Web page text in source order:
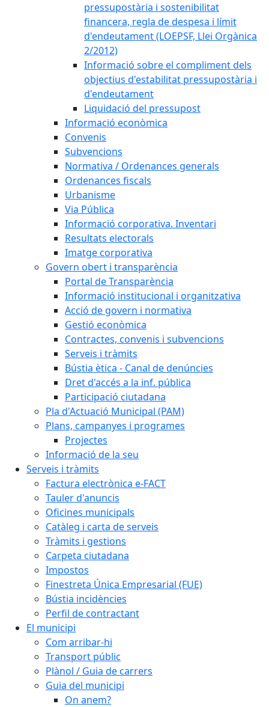
pressupostària i sostenibilitat
financera, regla de despesa i límit
d'endeutament (LOEPSF, Llei Orgànica
2/2012)
Informació sobre el compliment dels
objectius d'estabilitat pressupostària i
d'endeutament
Liquidació del pressupost
Informació econòmica
Convenis
Subvencions
Normativa / Ordenances generals
Ordenances fiscals
Urbanisme
Via Pública
Informació corporativa. Inventari
Resultats electorals
Imatge corporativa
Govern obert i transparència
Portal de Transparència
Informació institucional i organitzativa
Acció de govern i normativa
Gestió econòmica
Contractes, convenis i subvencions
Serveis i tràmits
Bústia ètica - Canal de denúncies
Dret d'accés a la inf. pública
Participació ciutadana
Pla d'Actuació Municipal (PAM)
Plans, campanyes i programes
Projectes
Informació de la seu
Serveis i tràmits
Factura electrònica e-FACT
Tauler d'anuncis
Oficines municipals
Catàleg i carta de serveis
Tràmits i gestions
Carpeta ciutadana
Impostos
Finestreta Única Empresarial (FUE)
Bústia incidències
Perfil de contractant
El municipi
Com arribar-hi
Transport públic
Plànol / Guia de carrers
Guia del municipi
On anem?